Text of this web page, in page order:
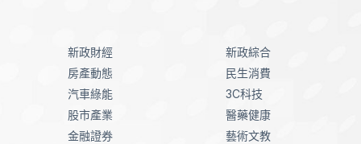
新政財經
房產動態
汽車綠能
股市產業
金融證券
新政綜合
民生消費
3C科技
醫藥健康
藝術文教